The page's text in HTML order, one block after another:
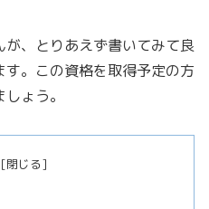
、とりあえず書いてみて良
。この資格を取得予定の方
ょう。